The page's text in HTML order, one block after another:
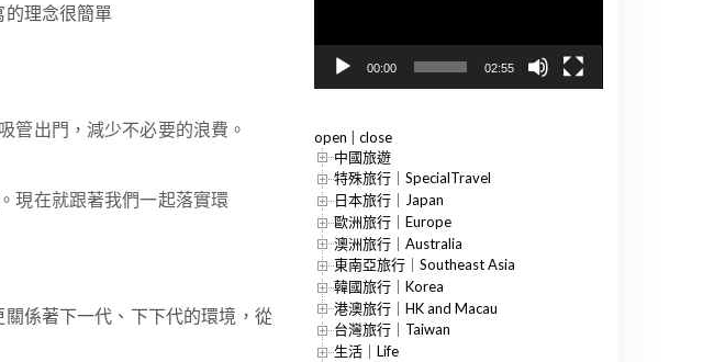
理念很簡單
管出門，減少不必要的浪費。
現在就跟著我們一起落實環
係著下一代、下下代的環境，從
00:00 02:55
open
close
中國旅遊
特殊旅行｜SpecialTravel
日本旅行｜Japan
歐洲旅行｜Europe
澳洲旅行｜Australia
東南亞旅行｜Southeast Asia
韓國旅行｜Korea
港澳旅行｜HK and Macau
台灣旅行｜Taiwan
生活｜Life